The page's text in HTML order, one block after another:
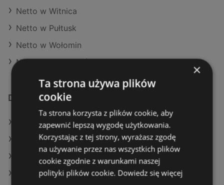
Netto w Witnica
Netto w Pułtusk
Netto w Wołomin
Netto w Stargard (Gmina)
Dodatkowe łącza
Oferty Netto
Oferty E.Leclerc
Oferty Auchan
Aktualne gazetki Lidl
×
Ta strona używa plików
cookie
Ta strona korzysta z plików cookie, aby
zapewnić lepszą wygodę użytkowania.
Korzystając z tej strony, wyrażasz zgodę
na używanie przez nas wszystkich plików
cookie zgodnie z warunkami naszej
polityki plików cookie. Dowiedz się więcej